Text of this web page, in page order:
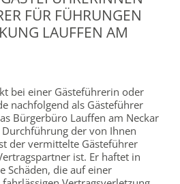
FÜR FÜHRUNGEN
LAUFFEN AM
bei einer Gästeführerin oder
nachfolgend als Gästeführer
Bürgerbüro Lauffen am Neckar
der von Ihnen
der vermittelte Gästeführer
ist. Er haftet in
Schäden, die auf einer